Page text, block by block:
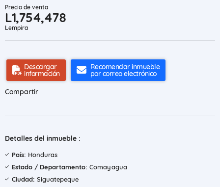
Precio de venta
L1,754,478
Lempira
Descargar
información
Recomendar inmueble
por correo electrónico
Compartir
Detalles del inmueble :
País: Honduras
Estado / Departamento: Comayagua
Ciudad: Siguatepeque